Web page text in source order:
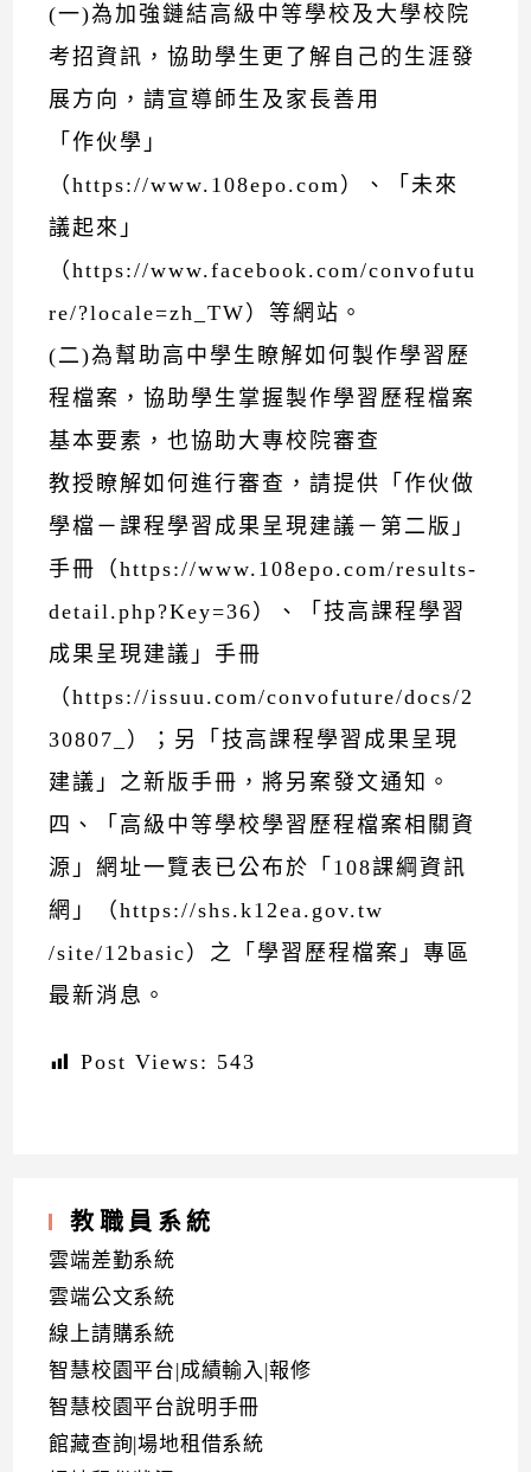
(一)為加強鏈結高級中等學校及大學校院
考招資訊，協助學生更了解自己的生涯發
展方向，請宣導師生及家長善用
「作伙學」
（https://www.108epo.com）、「未來
議起來」
（https://www.facebook.com/convofutu
re/?locale=zh_TW）等網站。
(二)為幫助高中學生瞭解如何製作學習歷
程檔案，協助學生掌握製作學習歷程檔案
基本要素，也協助大專校院審查
教授瞭解如何進行審查，請提供「作伙做
學檔－課程學習成果呈現建議－第二版」
手冊（https://www.108epo.com/results-
detail.php?Key=36）、「技高課程學習
成果呈現建議」手冊
（https://issuu.com/convofuture/docs/2
30807_）；另「技高課程學習成果呈現
建議」之新版手冊，將另案發文通知。
四、「高級中等學校學習歷程檔案相關資
源」網址一覽表已公布於「108課綱資訊
網」（https://shs.k12ea.gov.tw
/site/12basic）之「學習歷程檔案」專區
最新消息。
Post Views: 543
教職員系統
雲端差勤系統
雲端公文系統
線上請購系統
智慧校園平台|成績輸入|報修
智慧校園平台說明手冊
館藏查詢|場地租借系統